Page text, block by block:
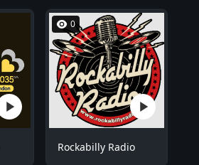
0
Rockabilly Radio